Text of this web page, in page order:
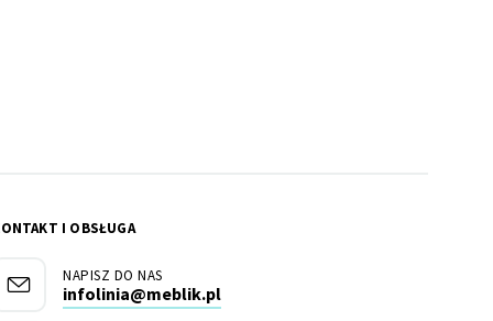
I OBSŁUGA
NAPISZ DO NAS
infolinia@meblik.pl